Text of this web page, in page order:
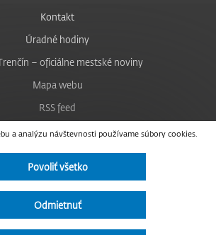
a analýzu návštevnosti používame súbory cookies.
Povoliť všetko
Odmietnuť
Kontakt
Úradné hodiny
– oficiálne mestské noviny
Mapa webu
RSS feed
Nastavenie cookies
Facebook
Instagram
Vyhlásenie o prístupnosti